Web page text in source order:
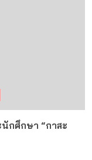
กศึกษา “กาสะ